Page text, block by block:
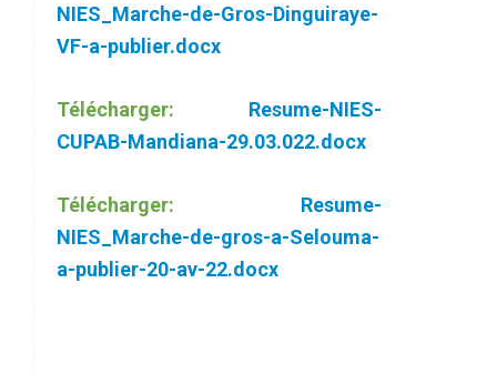
NIES_Marche-de-Gros-Dinguiraye-
VF-a-publier.docx
Télécharger:
Resume-NIES-
CUPAB-Mandiana-29.03.022.docx
Télécharger:
Resume-
NIES_Marche-de-gros-a-Selouma-
a-publier-20-av-22.docx